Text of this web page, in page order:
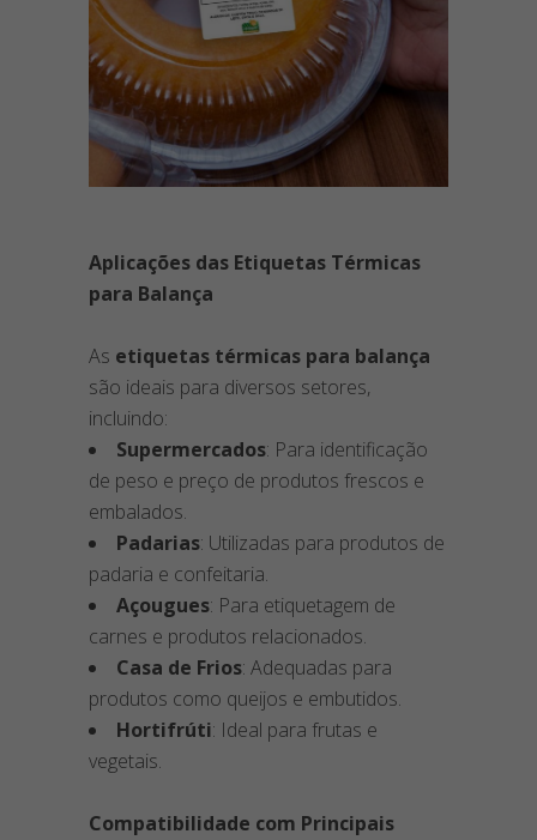
Aplicações das Etiquetas Térmicas
para Balança
As etiquetas térmicas para balança
são ideais para diversos setores,
incluindo:
Supermercados: Para identificação
de peso e preço de produtos frescos e
embalados.
Padarias: Utilizadas para produtos de
padaria e confeitaria.
Açougues: Para etiquetagem de
carnes e produtos relacionados.
Casa de Frios: Adequadas para
produtos como queijos e embutidos.
Hortifrúti: Ideal para frutas e
vegetais.
Compatibilidade com Principais